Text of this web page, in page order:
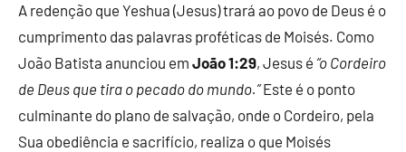
A redenção que Yeshua (Jesus) trará ao povo de Deus é o
cumprimento das palavras proféticas de Moisés. Como
João Batista anunciou em João 1:29, Jesus é “o Cordeiro
de Deus que tira o pecado do mundo.”Este é o ponto
culminante do plano de salvação, onde o Cordeiro, pela
Sua obediência e sacrifício, realiza o que Moisés